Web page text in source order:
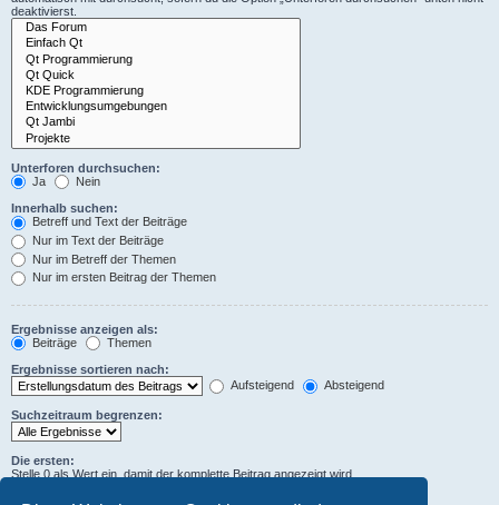
deaktivierst.
Unterforen durchsuchen:
Ja
Nein
Innerhalb suchen:
Betreff und Text der Beiträge
Nur im Text der Beiträge
Nur im Betreff der Themen
Nur im ersten Beitrag der Themen
Ergebnisse anzeigen als:
Beiträge
Themen
Ergebnisse sortieren nach:
Aufsteigend
Absteigend
Suchzeitraum begrenzen:
Die ersten:
Stelle 0 als Wert ein, damit der komplette Beitrag angezeigt wird.